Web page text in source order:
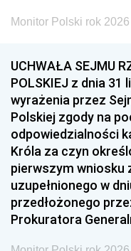
Monitor Polski rok 2026
UCHWAŁA SEJMU
POLSKIEJ z dnia 31
wyrażenia przez
Polskiej zgody na
odpowiedzialności
Króla za czyn
pierwszym wniosku
uzupełnionego w
przedłożonego
Prokuratora